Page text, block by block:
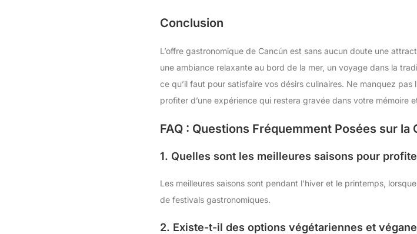
Conclusion
L’offre gastronomique de Cancún est sans aucun doute une
une ambiance relaxante au bord de la mer, un voyage dans la
ce qu’il faut pour satisfaire vos désirs culinaires. Ne manquez
profiter d’une expérience qui restera gravée dans votre mémoire
FAQ : Questions Fréquemment Posées sur la
1. Quelles sont les meilleures saisons pour
Les meilleures saisons sont pendant l’hiver et le printemps,
de festivals gastronomiques.
2. Existe-t-il des options végétariennes et